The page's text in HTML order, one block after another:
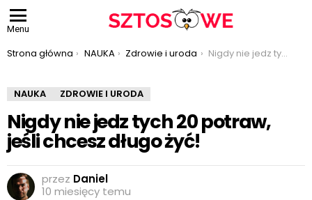
Menu
Jesteś tutaj:
Strona główna NAUKA Zdrowie i uroda Nigdy nie jedz tych 20 potraw, jeśli chcesz długo żyć!
NAUKA ZDROWIE I URODA
Nigdy nie jedz tych 20 potraw,
jeśli chcesz długo żyć!
przez Daniel
10 miesięcy temu